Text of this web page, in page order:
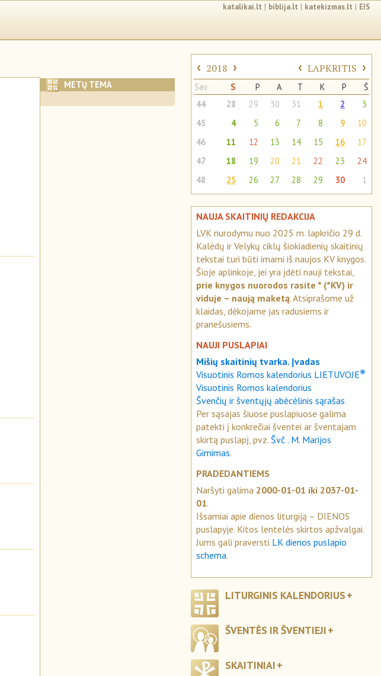
katalikai.lt | biblija.lt | katekizmas.lt | EIS
METŲ TEMA
‹ 2018 › ‹ LAPKRITIS ›
Sav. S P A T K P
Š
44
28 29 30 31 1 2
3
45
4 5 6 7 8 9
10
46
11 12 13 14 15 16
17
47
18 19 20 21 22 23
24
48
25 26 27 28 29 30 1
NAUJA SKAITINIŲ REDAKCIJA
LVK nurodymu nuo 2025 m. lapkričio 29 d.
Kalėdų ir Velykų ciklų šiokiadienių skaitinių
tekstai turi būti imami iš naujos KV knygos.
Šioje aplinkoje, jei yra įdėti nauji tekstai,
prie knygos nuorodos rasite * (*KV) ir
viduje – naują maketą. Atsiprašome už
klaidas, dėkojame jas radusiems ir
pranešusiems.
NAUJI PUSLAPIAI
Mišių skaitinių tvarka. Įvadas
Visuotinis Romos kalendorius LIETUVOJE❋
Visuotinis Romos kalendorius
Švenčių ir šventųjų abėcėlinis sąrašas
Per sąsajas šiuose puslapiuose galima
patekti į konkrečiai šventei ar šventajam
skirtą puslapį, pvz. Švč . M. Marijos
Gimimas.
PRADEDANTIEMS
Naršyti galima 2000-01-01 iki 2037-01-
01.
Išsamiai apie dienos liturgiją – DIENOS
puslapyje. Kitos lentelės skirtos apžvalgai.
Jums gali praversti LK dienos puslapio
schema.
LITURGINIS KALENDORIUS
ŠVENTĖS IR ŠVENTIEJI
SKAITINIAI